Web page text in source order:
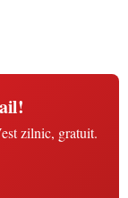
zilnic, gratuit.